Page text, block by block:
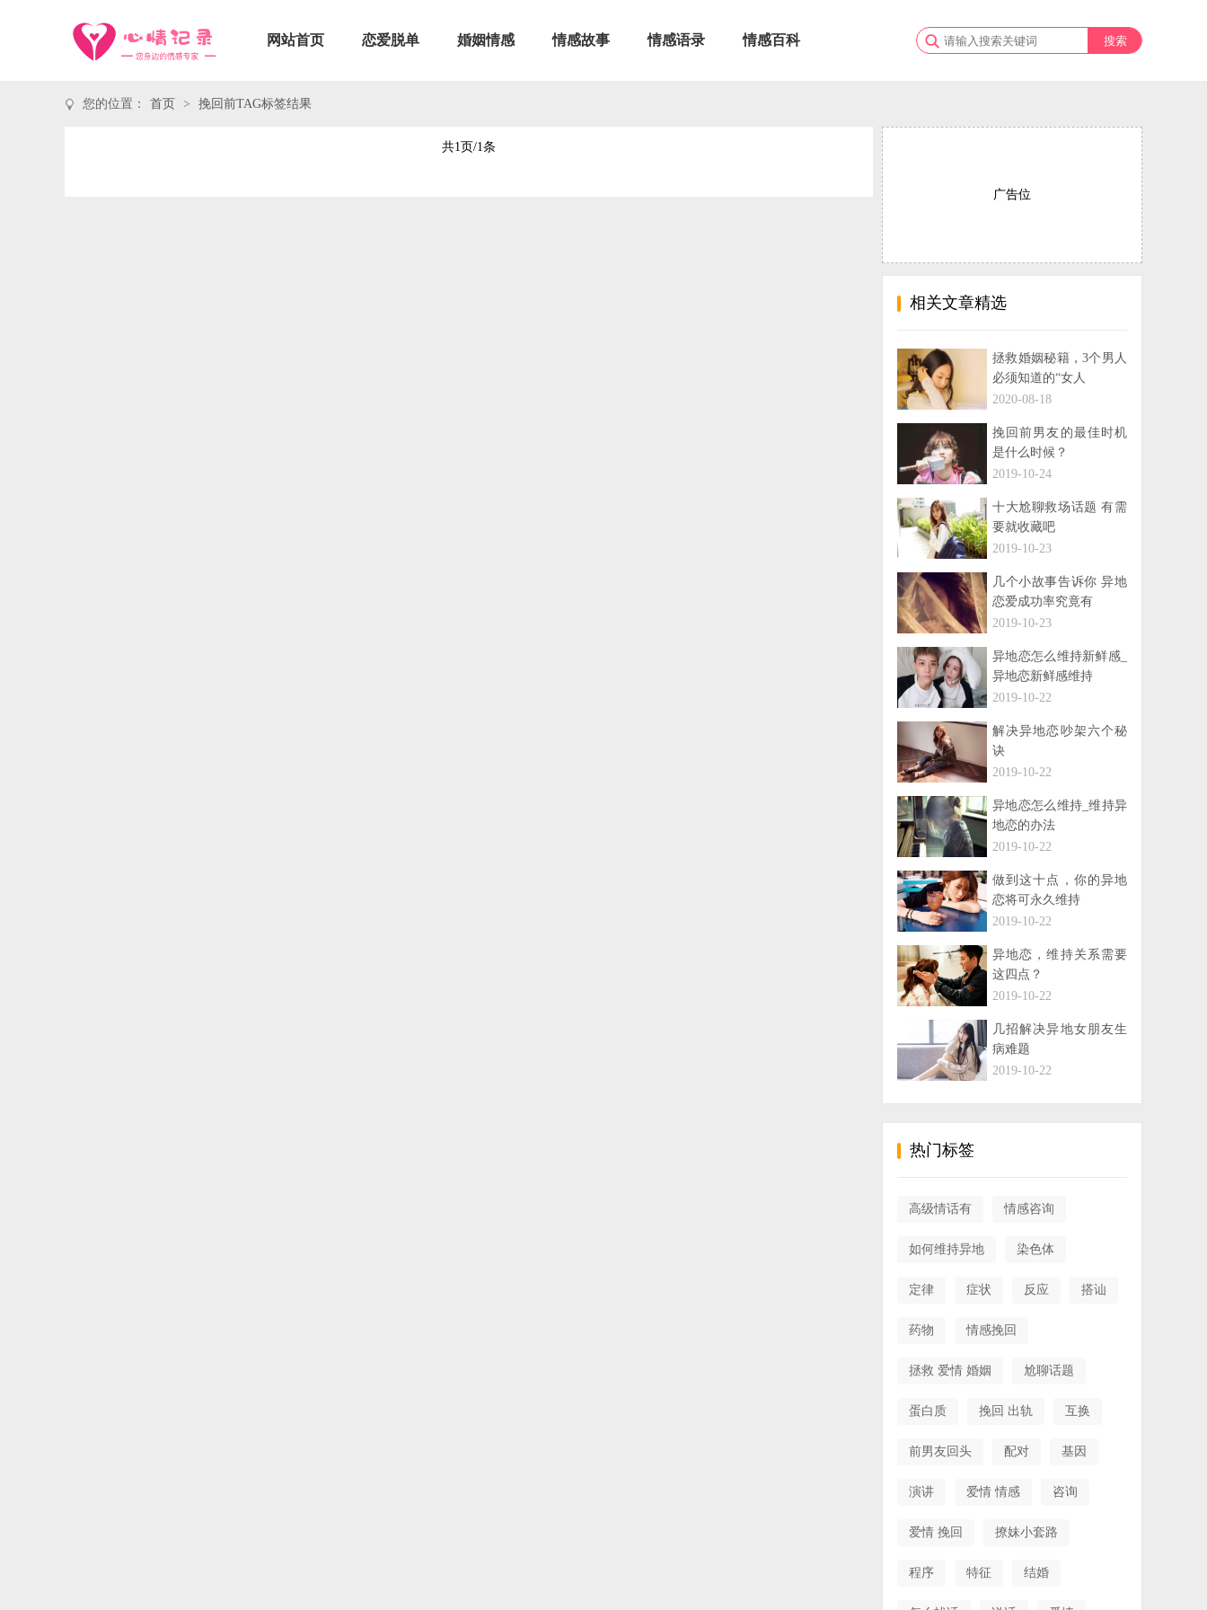
网站首页 恋爱脱单 婚姻情感 情感故事 情感语录 情感百科
您的位置： 首页 > 挽回前TAG标签结果
共1页/1条
广告位
相关文章精选
拯救婚姻秘籍，3个男人
必须知道的“女人
2020-08-18
挽回前男友的最佳时机
是什么时候？
2019-10-24
十大尬聊救场话题 有需
要就收藏吧
2019-10-23
几个小故事告诉你 异地
恋爱成功率究竟有
2019-10-23
异地恋怎么维持新鲜感_
异地恋新鲜感维持
2019-10-22
解决异地恋吵架六个秘
诀
2019-10-22
异地恋怎么维持_维持异
地恋的办法
2019-10-22
做到这十点，你的异地
恋将可永久维持
2019-10-22
异地恋，维持关系需要
这四点？
2019-10-22
几招解决异地女朋友生
病难题
2019-10-22
热门标签
高级情话有 情感咨询
如何维持异地 染色体
定律 症状 反应 搭讪
药物 情感挽回
拯救 爱情 婚姻 尬聊话题
蛋白质 挽回 出轨 互换
前男友回头 配对 基因
演讲 爱情 情感 咨询
爱情 挽回 撩妹小套路
程序 特征 结婚